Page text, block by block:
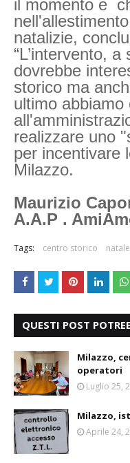
il momento e
natalizie,
“L’intervento,
dovrebbe
storico ma
ultimo
realizzare uno
per incentivare
Milazzo.
Maurizio
A.A.P .
Tags: centro storico natale
QUESTI POST
Milazzo,
operatori
Luglio 25,
Milazzo,
Aprile 24,